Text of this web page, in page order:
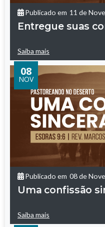
Publicado em 11 de
Entregue suas
Saiba mais
08
NOV
Publicado em 08 de
Uma confissão
Saiba mais